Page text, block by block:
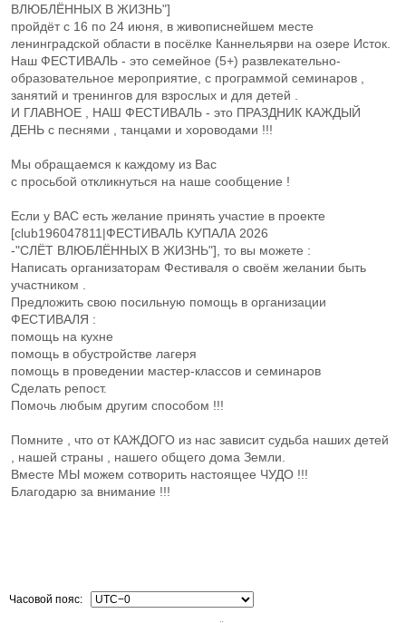
ВЛЮБЛЁННЫХ В ЖИЗНЬ"]
пройдёт с 16 по 24 июня, в живописнейшем месте
ленинградской области в посёлке Каннельярви на озере Исток.
Наш ФЕСТИВАЛЬ - это семейное (5+) развлекательно-
образовательное мероприятие, с программой семинаров ,
занятий и тренингов для взрослых и для детей .
И ГЛАВНОЕ , НАШ ФЕСТИВАЛЬ - это ПРАЗДНИК КАЖДЫЙ
ДЕНЬ с песнями , танцами и хороводами !!!
Мы обращаемся к каждому из Вас
с просьбой откликнуться на наше сообщение !
Если у ВАС есть желание принять участие в проекте
[club196047811|ФЕСТИВАЛЬ КУПАЛА 2026
-"СЛЁТ ВЛЮБЛЁННЫХ В ЖИЗНЬ"], то вы можете :
Написать организаторам Фестиваля о своём желании быть
участником .
Предложить свою посильную помощь в организации
ФЕСТИВАЛЯ :
помощь на кухне
помощь в обустройстве лагеря
помощь в проведении мастер-классов и семинаров
Сделать репост.
Помочь любым другим способом !!!
Помните , что от КАЖДОГО из нас зависит судьба наших детей
, нашей страны , нашего общего дома Земли.
Вместе МЫ можем сотворить настоящее ЧУДО !!!
Благодарю за внимание !!!
Часовой пояс: